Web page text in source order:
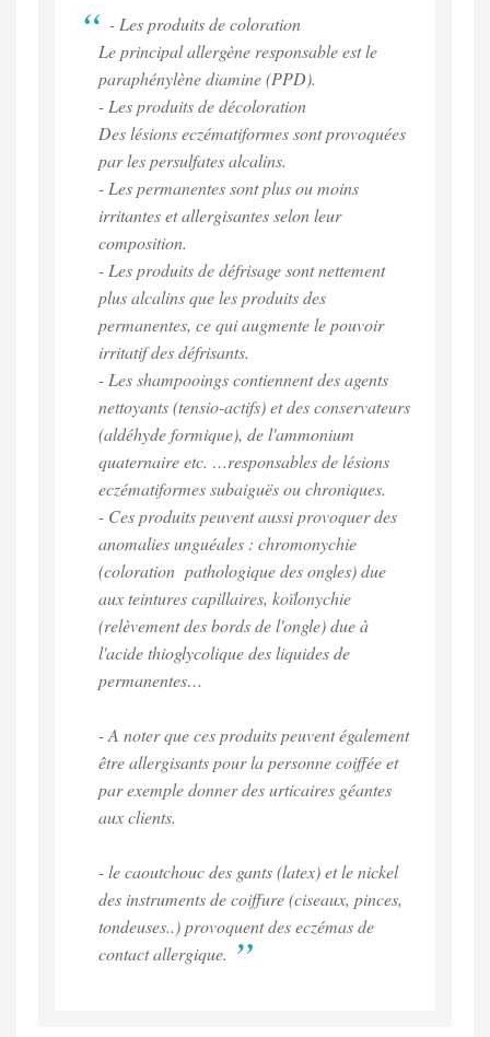
- Les produits de coloration
Le principal allergène responsable est le
paraphénylène diamine (PPD).
- Les produits de décoloration
Des lésions eczématiformes sont provoquées
par les persulfates alcalins.
- Les permanentes sont plus ou moins
irritantes et allergisantes selon leur
composition.
- Les produits de défrisage sont nettement
plus alcalins que les produits des
permanentes, ce qui augmente le pouvoir
irritatif des défrisants.
- Les shampooings contiennent des agents
nettoyants (tensio-actifs) et des conservateurs
(aldéhyde formique), de l'ammonium
quaternaire etc. …responsables de lésions
eczématiformes subaiguës ou chroniques.
- Ces produits peuvent aussi provoquer des
anomalies unguéales : chromonychie
(coloration pathologique des ongles) due
aux teintures capillaires, koïlonychie
(relèvement des bords de l'ongle) due à
l'acide thioglycolique des liquides de
permanentes…
- A noter que ces produits peuvent également
être allergisants pour la personne coiffée et
par exemple donner des urticaires géantes
aux clients.
- le caoutchouc des gants (latex) et le nickel
des instruments de coiffure (ciseaux, pinces,
tondeuses..) provoquent des eczémas de
contact allergique.